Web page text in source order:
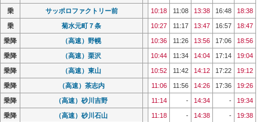
乗 サッポロファクトリー前 10:18 11:08 13:38 16:48 18:38
乗 菊水元町７条 10:27 11:17 13:47 16:57 18:47
乗降 （高速）野幌 10:36 11:26 13:56 17:06 18:56
乗降 （高速）栗沢 10:44 11:34 14:04 17:14 19:04
乗降 （高速）東山 10:52 11:42 14:12 17:22 19:12
乗降 （高速）茶志内 11:06 11:56 14:26 17:36 19:26
乗降 （高速）砂川吉野 11:14 - 14:34 - 19:34
乗降 （高速）砂川石山 11:18 - 14:38 - 19:38
乗 サッポロファクトリー前 10:18 11:08 13:38 16:48 18:38
乗 菊水元町７条 10:27 11:17 13:47 16:57 18:47
乗降 （高速）野幌 10:36 11:26 13:56 17:06 18:56
乗降 （高速）栗沢 10:44 11:34 14:04 17:14 19:04
乗降 （高速）東山 10:52 11:42 14:12 17:22 19:12
乗降 （高速）茶志内 11:06 11:56 14:26 17:36 19:26
乗降 （高速）砂川吉野 11:14 - 14:34 - 19:34
乗降 （高速）砂川石山 11:18 - 14:38 - 19:38